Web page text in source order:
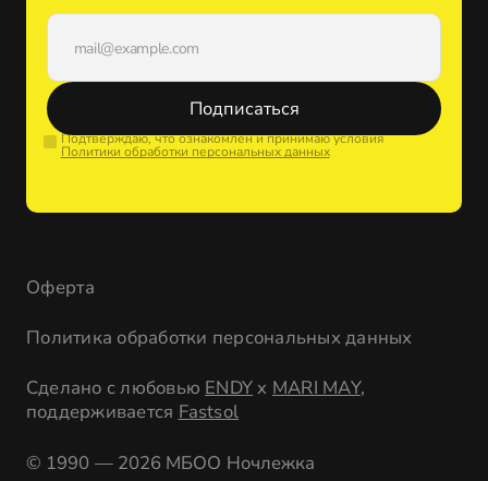
Подписаться
Подтверждаю, что ознакомлен и принимаю условия
Политики обработки персональных данных
© 1990 — 2026 МБОО Ночлежка
Оферта
Политика обработки персональных данных
Сделано с любовью ENDYx MARI MAY,
поддерживается Fastsol